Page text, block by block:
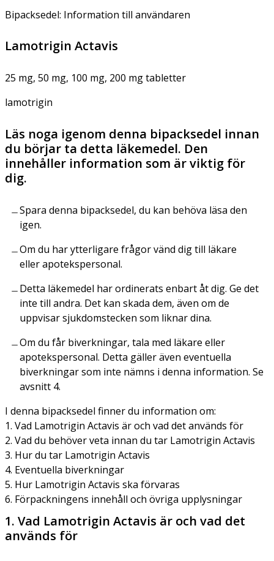
Bipacksedel: Information till användaren
Lamotrigin Actavis
25 mg, 50 mg, 100 mg, 200 mg tabletter
lamotrigin
Läs noga igenom denna bipacksedel innan
du börjar ta detta läkemedel. Den
innehåller information som är viktig för
dig.
Spara denna bipacksedel, du kan behöva läsa den
igen.
Om du har ytterligare frågor vänd dig till läkare
eller apotekspersonal.
Detta läkemedel har ordinerats enbart åt dig. Ge det
inte till andra. Det kan skada dem, även om de
uppvisar sjukdomstecken som liknar dina.
Om du får biverkningar, tala med läkare eller
apotekspersonal. Detta gäller även eventuella
biverkningar som inte nämns i denna information. Se
avsnitt 4.
I denna bipacksedel finner du information om:
1. Vad Lamotrigin Actavis är och vad det används för
2. Vad du behöver veta innan du tar Lamotrigin Actavis
3. Hur du tar Lamotrigin Actavis
4. Eventuella biverkningar
5. Hur Lamotrigin Actavis ska förvaras
6. Förpackningens innehåll och övriga upplysningar
1. Vad Lamotrigin Actavis är och vad det
används för